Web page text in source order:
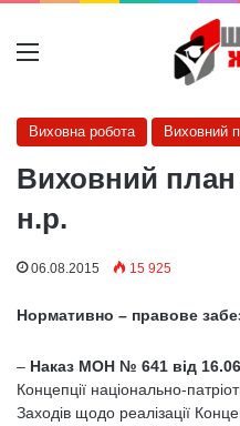
Меню
Виховна робота Виховний
Виховний план
н.р.
06.08.2015 15 925
Нормативно – правове
– Наказ МОН № 641 від
Концепції національно-
Заходів щодо реалізації